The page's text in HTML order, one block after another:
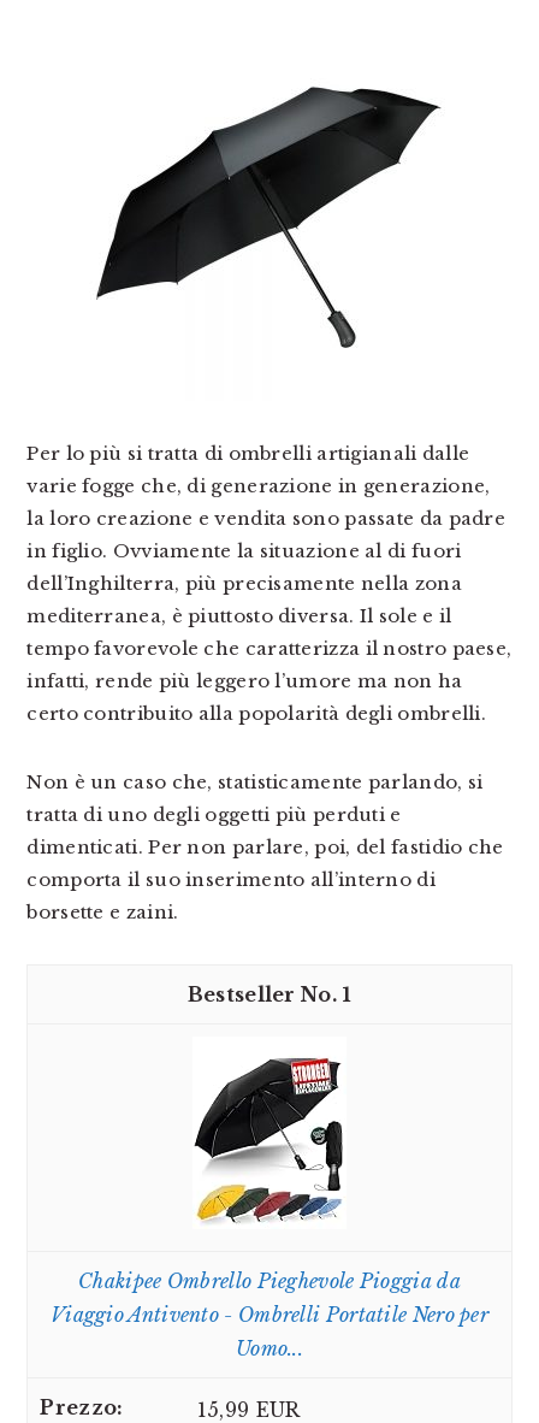
Per lo più si tratta di ombrelli artigianali dalle
varie fogge che, di generazione in generazione,
la loro creazione e vendita sono passate da padre
in figlio. Ovviamente la situazione al di fuori
dell’Inghilterra, più precisamente nella zona
mediterranea, è piuttosto diversa. Il sole e il
tempo favorevole che caratterizza il nostro paese,
infatti, rende più leggero l’umore ma non ha
certo contribuito alla popolarità degli ombrelli.
Non è un caso che, statisticamente parlando, si
tratta di uno degli oggetti più perduti e
dimenticati. Per non parlare, poi, del fastidio che
comporta il suo inserimento all’interno di
borsette e zaini.
1
Chakipee Ombrello Pieghevole Pioggia da
Viaggio Antivento - Ombrelli Portatile Nero per
Uomo...
15,99 EUR